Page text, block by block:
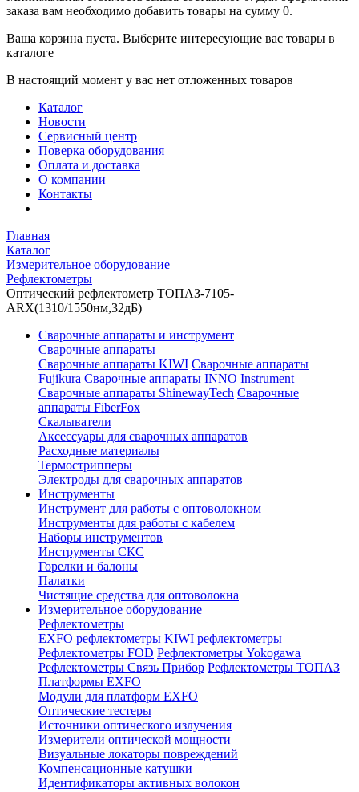
заказа вам необходимо добавить товары на сумму 0.
Ваша корзина пуста. Выберите интересующие вас товары в
каталоге
В настоящий момент у вас нет отложенных товаров
Каталог
Новости
Сервисный центр
Поверка оборудования
Оплата и доставка
О компании
Контакты
Главная
Каталог
Измерительное оборудование
Рефлектометры
Оптический рефлектометр ТОПАЗ-7105-
ARX(1310/1550нм,32дБ)
Сварочные аппараты и инструмент
Сварочные аппараты
Сварочные аппараты KIWI Сварочные аппараты
Fujikura Сварочные аппараты INNO Instrument
Сварочные аппараты ShinewayTech Cварочные
аппараты FiberFox
Скалыватели
Аксессуары для сварочных аппаратов
Расходные материалы
Термострипперы
Электроды для сварочных аппаратов
Инструменты
Инструмент для работы с оптоволокном
Инструменты для работы с кабелем
Наборы инструментов
Инструменты СКС
Горелки и балоны
Палатки
Чистящие средства для оптоволокна
Измерительное оборудование
Рефлектометры
EXFO рефлектометры KIWI рефлектометры
Рефлектометры FOD Рефлектометры Yokogawa
Рефлектометры Связь Прибор Рефлектометры ТОПАЗ
Платформы EXFO
Модули для платформ EXFO
Оптические тестеры
Источники оптического излучения
Измерители оптической мощности
Визуальные локаторы повреждений
Компенсационные катушки
Идентификаторы активных волокон